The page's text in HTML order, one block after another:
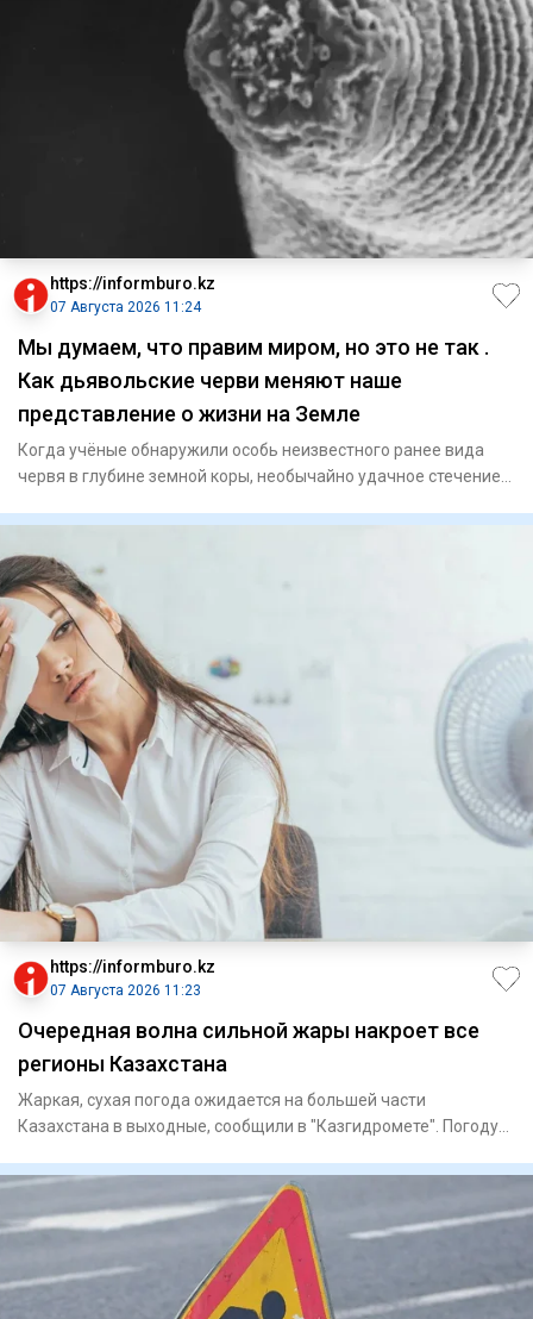
https://informburo.kz
07 Августа 2026 11:24
Мы думаем, что правим миром, но это не так .
Как дьявольские черви меняют наше
представление о жизни на Земле
Когда учёные обнаружили особь неизвестного ранее вида
червя в глубине земной коры, необычайно удачное стечение
https://informburo.kz
07 Августа 2026 11:23
Очередная волна сильной жары накроет все
регионы Казахстана
Жаркая, сухая погода ожидается на большей части
Казахстана в выходные, сообщили в "Казгидромете". Погоду